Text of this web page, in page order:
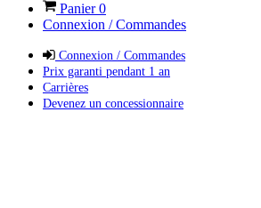
Panier0
Connexion / Commandes
Connexion / Commandes
Prix garanti pendant 1 an
Carrières
Devenez un concessionnaire